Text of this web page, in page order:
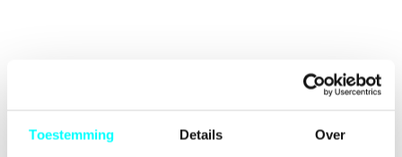
Toestemming Details Over